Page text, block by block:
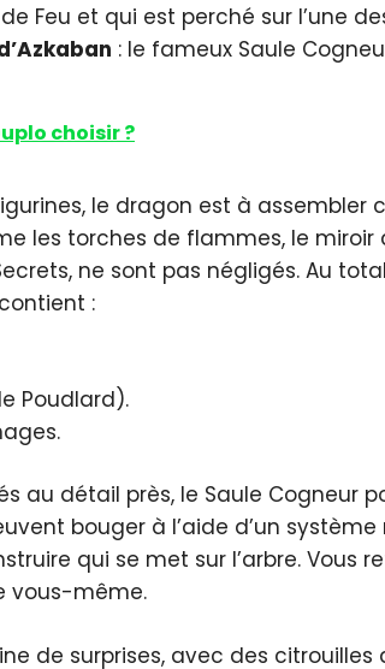
Feu et qui est perché sur l’une
: le fameux Saule
choisir ?
le dragon est à assembler
les torches de flammes, le miroir
ne sont pas négligés. Au
:
Poudlard).
au détail près, le Saule Cogneur
bouger à l’aide d’un système
qui se met sur l’arbre.
vous-même.
de surprises, avec des